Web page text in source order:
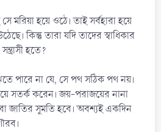
মরিয়া হয়ে ওঠে। তাই সর্বহারা হয়ে
কিন্তু তারা যদি তাদের স্বাধিকার
হতে?
পারে না যে, সে পথ সঠিক পথ নয়।
সতর্ক করেন। জয়-পরাজয়ের নানা
জাতির সুমতি হবে। অবশ্যই একদিন